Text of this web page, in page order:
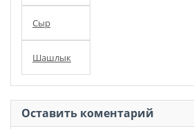
Сыр
Шашлык
Оставить коментарий